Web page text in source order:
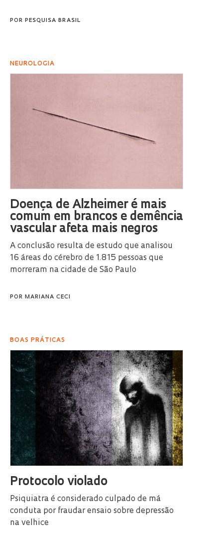
POR PESQUISA BRASIL
NEUROLOGIA
Doença de Alzheimer é mais
comum em brancos e demência
vascular afeta mais negros
A conclusão resulta de estudo que analisou
16 áreas do cérebro de 1.815 pessoas que
morreram na cidade de São Paulo
POR MARIANA CECI
BOAS PRÁTICAS
Protocolo violado
Psiquiatra é considerado culpado de má
conduta por fraudar ensaio sobre depressão
na velhice